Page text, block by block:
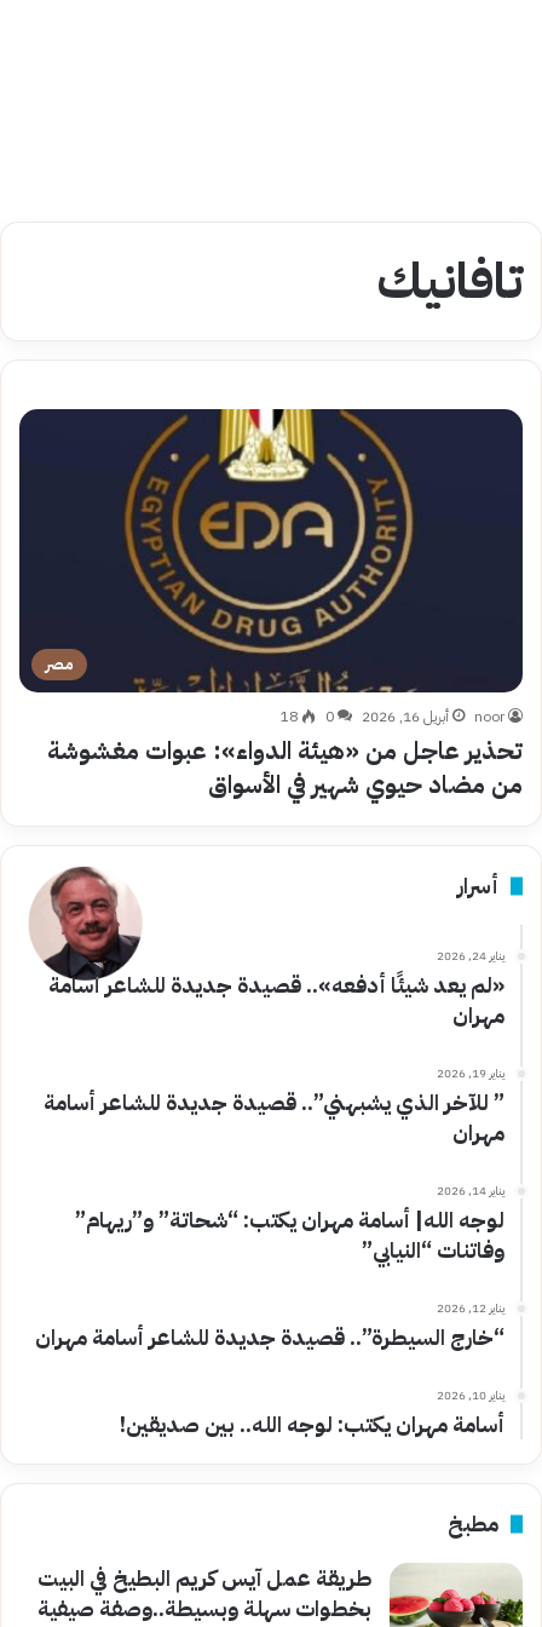
تافانيك
مصر
noor أبريل 16, 2026 0
18
تحذير عاجل من «هيئة الدواء»: عبوات مغشوشة
من مضاد حيوي شهير في الأسواق
أسرار
يناير 24, 2026
«لم يعد شيئًا أدفعه».. قصيدة جديدة للشاعر أسامة
مهران
يناير 19, 2026
” للآخر الذي يشبهني”.. قصيدة جديدة للشاعر أسامة
مهران
يناير 14, 2026
لوجه الله| أسامة مهران يكتب: “شحاتة” و”ريهام”
وفاتنات “النيابي”
يناير 12, 2026
“خارج السيطرة”.. قصيدة جديدة للشاعر أسامة مهران
يناير 10, 2026
أسامة مهران يكتب: لوجه الله.. بين صديقين!
مطبخ
طريقة عمل آيس كريم البطيخ في البيت
بخطوات سهلة وبسيطة..وصفة صيفية